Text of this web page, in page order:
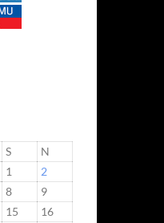
S
N
1
2
8
9
15
16